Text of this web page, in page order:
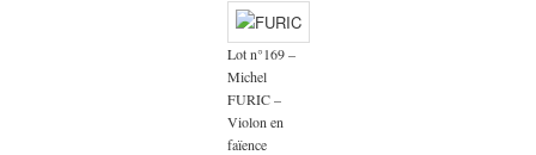
Lot n°169 –
Michel
FURIC –
Violon en
faïence